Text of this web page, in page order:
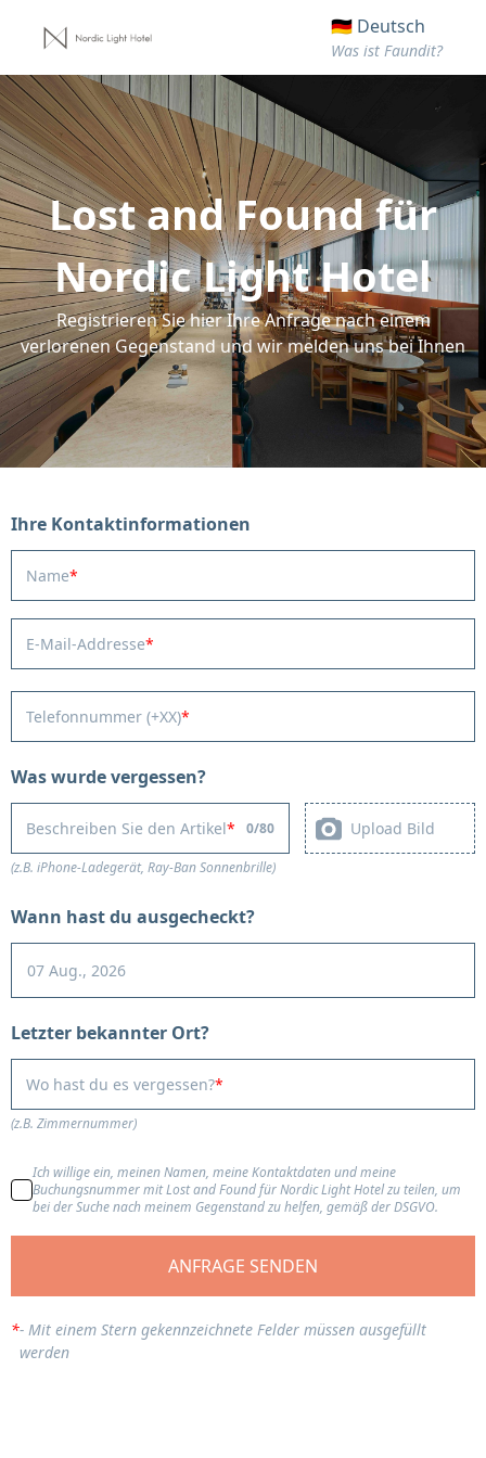
🇩🇪 Deutsch
Was ist Faundit?
Lost and Found für
Nordic Light Hotel
Registrieren Sie hier Ihre Anfrage nach einem
verlorenen Gegenstand und wir melden uns bei Ihnen
Ihre Kontaktinformationen
Name
E-Mail-Addresse
Telefonnummer (+XX)
Was wurde vergessen?
Beschreiben Sie den Artikel 0/80 Upload Bild
(z.B. iPhone-Ladegerät, Ray-Ban Sonnenbrille)
Wann hast du ausgecheckt?
Letzter bekannter Ort?
Wo hast du es vergessen?
(z.B. Zimmernummer)
Ich willige ein, meinen Namen, meine Kontaktdaten und meine
Buchungsnummer mit Lost and Found für Nordic Light Hotel zu teilen, um
bei der Suche nach meinem Gegenstand zu helfen, gemäß der DSGVO.
ANFRAGE SENDEN
*- Mit einem Stern gekennzeichnete Felder müssen ausgefüllt
werden